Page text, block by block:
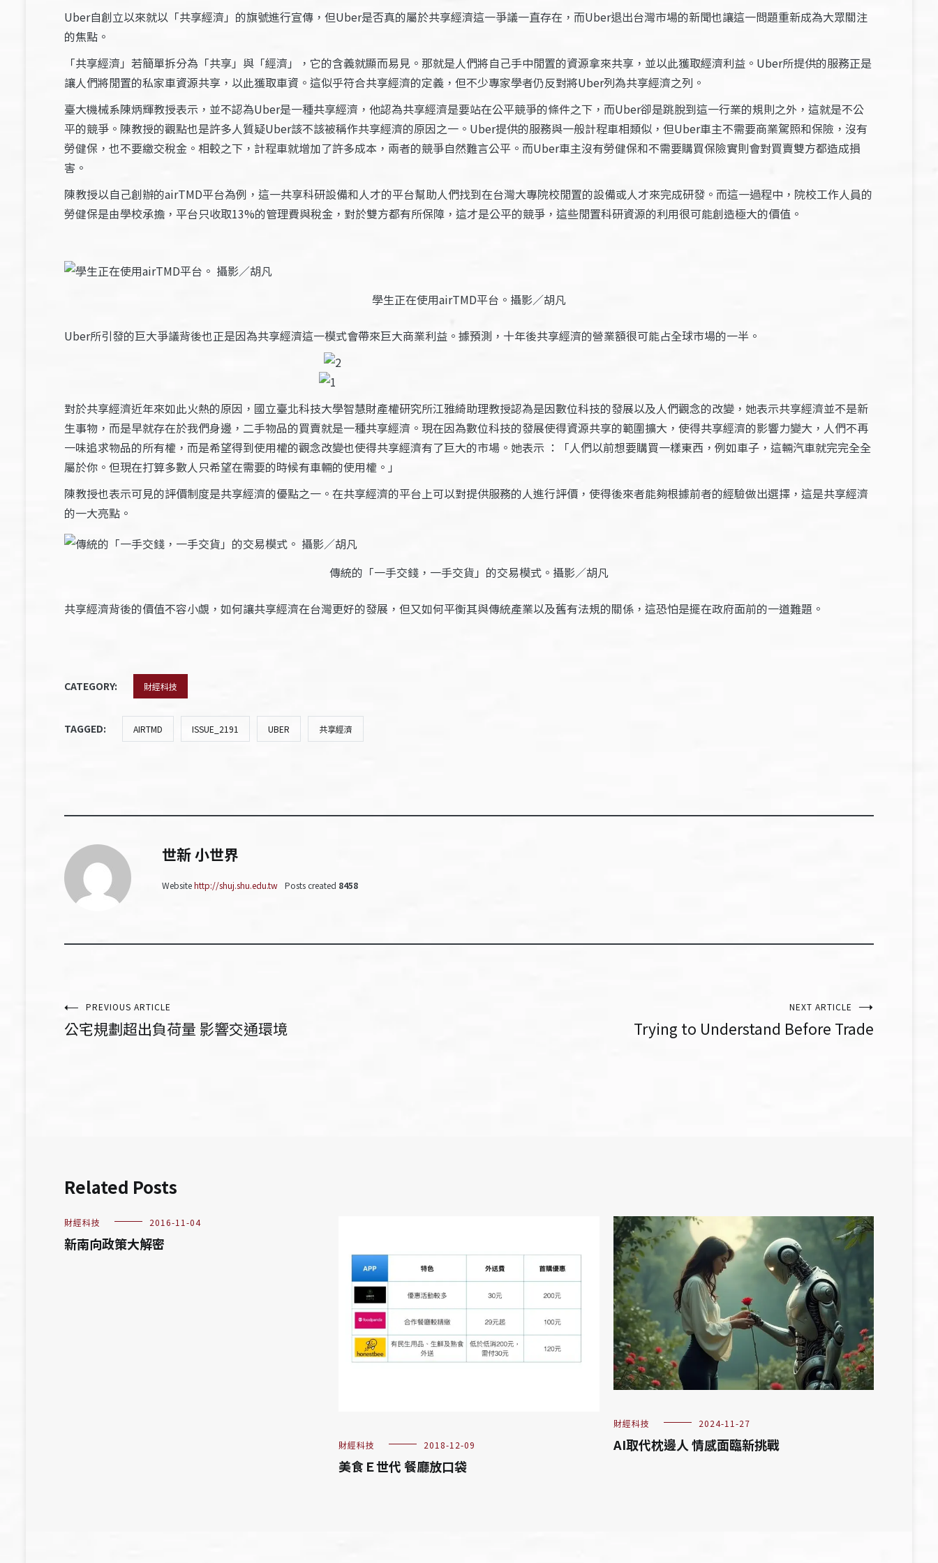
Uber自創立以來就以「共享經濟」的旗號進行宣傳，但Uber是否真的屬於共享經濟這一爭議一直存在，而Uber退出台灣市場的新聞也讓這一問題重新成為大眾關注
的焦點。
「共享經濟」若簡單拆分為「共享」與「經濟」，它的含義就顯而易見。那就是人們將自己手中閒置的資源拿來共享，並以此獲取經濟利益。Uber所提供的服務正是
讓人們將閒置的私家車資源共享，以此獲取車資。這似乎符合共享經濟的定義，但不少專家學者仍反對將Uber列為共享經濟之列。
臺大機械系陳炳輝教授表示，並不認為Uber是一種共享經濟，他認為共享經濟是要站在公平競爭的條件之下，而Uber卻是跳脫到這一行業的規則之外，這就是不公
平的競爭。陳教授的觀點也是許多人質疑Uber該不該被稱作共享經濟的原因之一。Uber提供的服務與一般計程車相類似，但Uber車主不需要商業駕照和保險，沒有
勞健保，也不要繳交稅金。相較之下，計程車就增加了許多成本，兩者的競爭自然難言公平。而Uber車主沒有勞健保和不需要購買保險實則會對買賣雙方都造成損
害。
陳教授以自己創辦的airTMD平台為例，這一共享科研設備和人才的平台幫助人們找到在台灣大專院校閒置的設備或人才來完成研發。而這一過程中，院校工作人員的
勞健保是由學校承擔，平台只收取13%的管理費與稅金，對於雙方都有所保障，這才是公平的競爭，這些閒置科研資源的利用很可能創造極大的價值。
學生正在使用airTMD平台。攝影／胡凡
Uber所引發的巨大爭議背後也正是因為共享經濟這一模式會帶來巨大商業利益。據預測，十年後共享經濟的營業額很可能占全球市場的一半。
對於共享經濟近年來如此火熱的原因，國立臺北科技大學智慧財產權研究所江雅綺助理教授認為是因數位科技的發展以及人們觀念的改變，她表示共享經濟並不是新
生事物，而是早就存在於我們身邊，二手物品的買賣就是一種共享經濟。現在因為數位科技的發展使得資源共享的範圍擴大，使得共享經濟的影響力變大，人們不再
一味追求物品的所有權，而是希望得到使用權的觀念改變也使得共享經濟有了巨大的市場。她表示 ：「人們以前想要購買一樣東西，例如車子，這輛汽車就完完全全
屬於你。但現在打算多數人只希望在需要的時候有車輛的使用權。」
陳教授也表示可見的評價制度是共享經濟的優點之一。在共享經濟的平台上可以對提供服務的人進行評價，使得後來者能夠根據前者的經驗做出選擇，這是共享經濟
的一大亮點。
傳統的「一手交錢，一手交貨」的交易模式。攝影／胡凡
共享經濟背後的價值不容小覷，如何讓共享經濟在台灣更好的發展，但又如何平衡其與傳統產業以及舊有法規的關係，這恐怕是擺在政府面前的一道難題。
CATEGORY: 財經科技
TAGGED: AIRTMD ISSUE_2191 UBER 共享經濟
世新 小世界
Websitehttp://shuj.shu.edu.tw Posts created 8458
文PREVIOUS ARTICLE
公宅規劃超出負荷量 影響交通環境
NEXT ARTICLE
Trying to Understand Before Trade
Related Posts
財經科技 2016-11-04
新南向政策大解密
財經科技 2018-12-09
美食Ｅ世代 餐廳放口袋
財經科技 2024-11-27
AI取代枕邊人 情感面臨新挑戰